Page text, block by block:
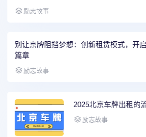
励志故事
别让京牌阻挡梦想：创新租赁模式，开
篇章
励志故事
2025北京车牌出租的
励志故事